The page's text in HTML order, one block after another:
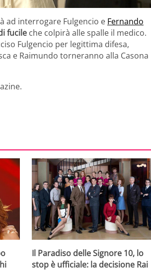
ad interrogare Fulgencio e Fernando
fucile che colpirà alle spalle il medico.
Fulgencio per legittima difesa,
e Raimundo torneranno alla Casona
Il Paradiso delle Signore 10, lo
stop è ufficiale: la decisione Rai